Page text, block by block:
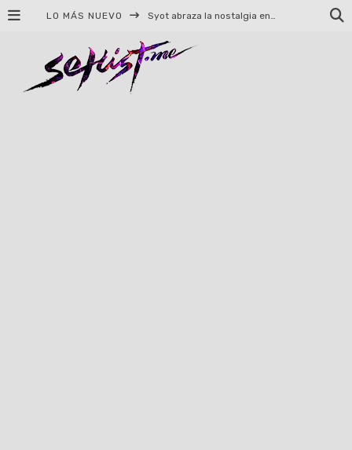
LO MÁS NUEVO Syot abraza la nostalgia en «Blame», el primer adelanto de su EP debut